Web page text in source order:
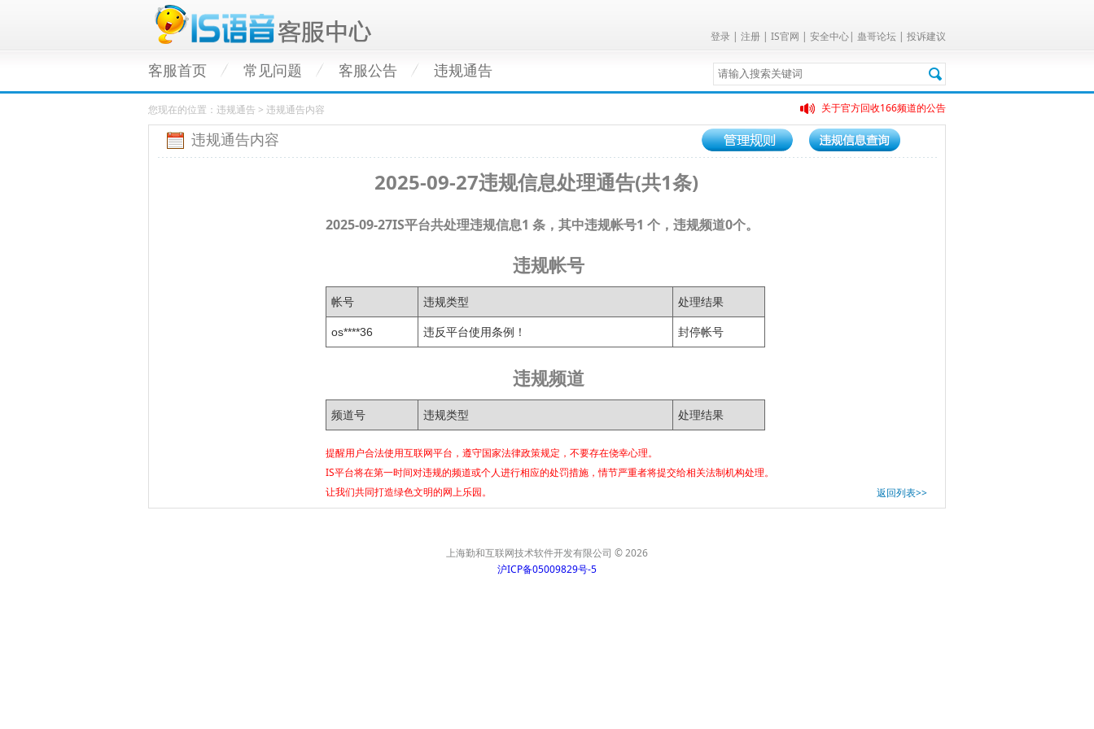
登录 | 注册 | IS官网 | 安全中心| 蛊哥论坛 | 投诉建议
客服首页 常见问题 客服公告 违规通告
您现在的位置：违规通告 > 违规通告内容
关于官方回收166频道的公告
客服温馨提示
违规通告内容
2025-09-27违规信息处理通告(共1条)
2025-09-27IS平台共处理违规信息1 条，其中违规帐号1 个，违规频道0个。
违规帐号
帐号 违规类型 处理结果
os****36 违反平台使用条例！ 封停帐号
违规频道
频道号 违规类型 处理结果
提醒用户合法使用互联网平台，遵守国家法律政策规定，不要存在侥幸心理。
IS平台将在第一时间对违规的频道或个人进行相应的处罚措施，情节严重者将提交给相关法制机构处理。
让我们共同打造绿色文明的网上乐园。
返回列表>>
上海勤和互联网技术软件开发有限公司 © 2026
沪ICP备05009829号-5